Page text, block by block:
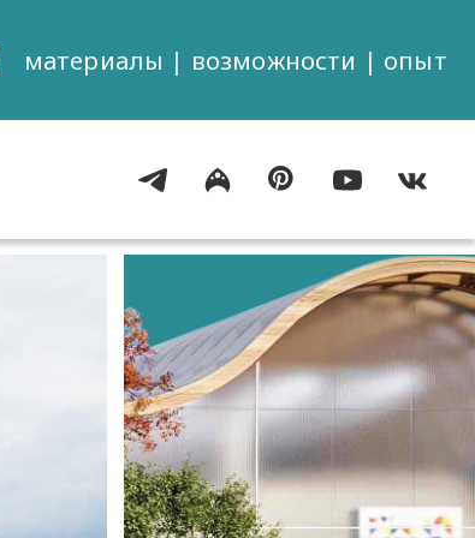
материалы | возможности | опыт